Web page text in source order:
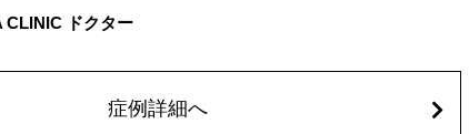
熱感、痛み、しびれ、むくみ、内出血、引き攣れ感などが術後一時的
す。また、稀に貧血、細菌感染症、左右差、施術箇所の知覚鈍麻、ぼ
1ヶ所ごと+162,800円(税込)
CLINIC ドクター
症例詳細へ